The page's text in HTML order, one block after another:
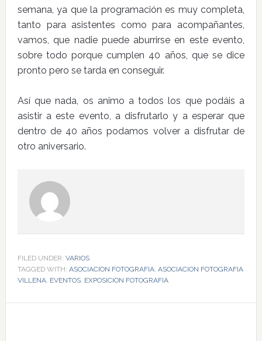
semana, ya que la programación es muy completa,
tanto para asistentes como para acompañantes,
vamos, que nadie puede aburrirse en este evento,
sobre todo porque cumplen 40 años, que se dice
pronto pero se tarda en conseguir.
Así que nada, os animo a todos los que podáis a
asistir a este evento, a disfrutarlo y a esperar que
dentro de 40 años podamos volver a disfrutar de
otro aniversario.
FILED UNDER: VARIOS
TAGGED WITH: ASOCIACION FOTOGRAFIA, ASOCIACION FOTOGRAFIA
VILLENA, EVENTOS, EXPOSICION FOTOGRAFIA